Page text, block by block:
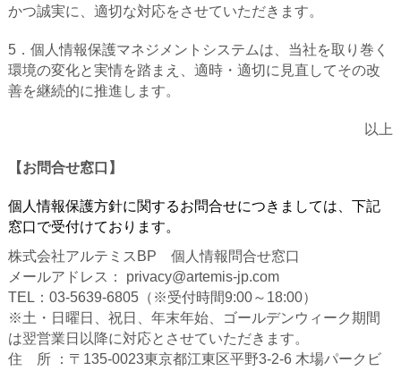
かつ誠実に、適切な対応をさせていただきます。
5．個人情報保護マネジメントシステムは、当社を取り巻く
環境の変化と実情を踏まえ、適時・適切に見直してその改
善を継続的に推進します。
以上
【お問合せ窓口】
個人情報保護方針に関するお問合せにつきましては、下記
窓口で受付けております。
株式会社アルテミスBP 個人情報問合せ窓口
メールアドレス： privacy@artemis-jp.com
TEL：03-5639-6805（※受付時間9:00～18:00）
※土・日曜日、祝日、年末年始、ゴールデンウィーク期間
は翌営業日以降に対応とさせていただきます。
住 所 ：〒135-0023東京都江東区平野3-2-6 木場パークビ